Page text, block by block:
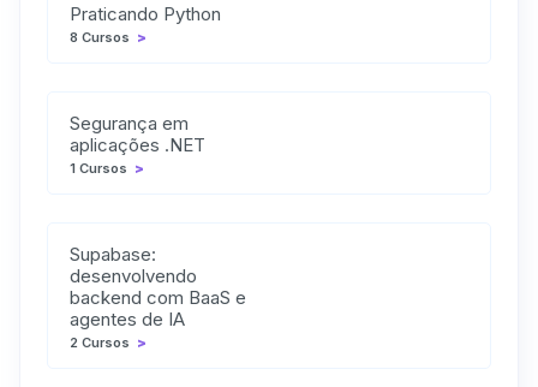
Praticando Python
8 Cursos >
Segurança em
aplicações .NET
1 Cursos >
Supabase:
desenvolvendo
backend com BaaS e
agentes de IA
2 Cursos >